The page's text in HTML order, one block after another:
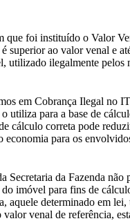
que foi instituído o Valor
superior ao valor venal e
utilizado ilegalmente pelos
em Cobrança Ilegal no
utiliza para a base de
cálculo correta pode
economia para os
Secretaria da Fazenda não
do imóvel para fins de
aquele determinado em lei,
valor venal de referência,